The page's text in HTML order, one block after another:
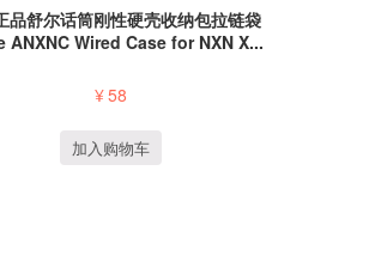
品舒尔话筒刚性硬壳收纳包拉链袋
ANXNC Wired Case for NXN X...
¥58
加入购物车